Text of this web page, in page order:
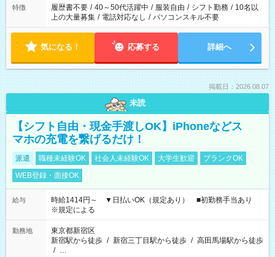
合は応募できません。
特徴 履歴書不要 / 40～50代活躍中 / 服装自由 / シフト勤務 / 10名以
上の大量募集 / 電話対応なし / パソコンスキル不要
気になる！ 応募する 詳細へ
掲載日：2026.08.07
未読
【シフト自由・現金手渡しOK】iPhoneなどス
マホの充電を繋げるだけ！
派遣 職種未経験OK 社会人未経験OK 大学生歓迎
ブランクOK
WEB登録・面接OK
給与
時給1414円～ ▼日払いOK（規定あり） ■初勤務手当あり
※規定による
勤務地
東京都新宿区
新宿駅から徒歩 / 新宿三丁目駅から徒歩 / 高田馬場駅から徒歩
/ …